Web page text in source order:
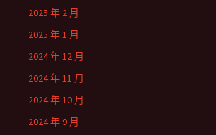
2025 年 2 月
2025 年 1 月
2024 年 12 月
2024 年 11 月
2024 年 10 月
2024 年 9 月